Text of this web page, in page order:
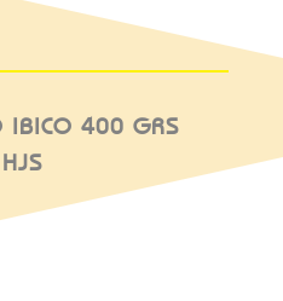
IBICO 400 GRS